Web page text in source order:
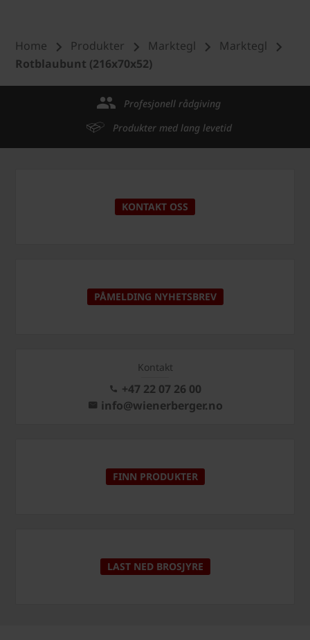
Home Produkter Marktegl
Marktegl
Rotblaubunt (216x70x52)
Profesjonell rådgiving
Produkter med lang levetid
KONTAKT OSS
PÅMELDING NYHETSBREV
Kontakt
+47 22 07 26 00
info@wienerberger.no
FINN PRODUKTER
LAST NED BROSJYRE